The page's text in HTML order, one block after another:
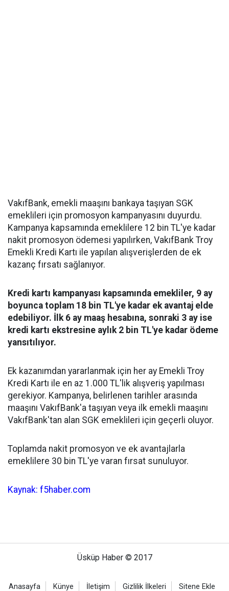
VakıfBank, emekli maaşını bankaya taşıyan SGK
emeklileri için promosyon kampanyasını duyurdu.
Kampanya kapsamında emeklilere 12 bin TL'ye kadar
nakit promosyon ödemesi yapılırken, VakıfBank Troy
Emekli Kredi Kartı ile yapılan alışverişlerden de ek
kazanç fırsatı sağlanıyor.
Kredi kartı kampanyası kapsamında emekliler, 9 ay
boyunca toplam 18 bin TL'ye kadar ek avantaj elde
edebiliyor. İlk 6 ay maaş hesabına, sonraki 3 ay ise
kredi kartı ekstresine aylık 2 bin TL'ye kadar ödeme
yansıtılıyor.
Ek kazanımdan yararlanmak için her ay Emekli Troy
Kredi Kartı ile en az 1.000 TL'lik alışveriş yapılması
gerekiyor. Kampanya, belirlenen tarihler arasında
maaşını VakıfBank'a taşıyan veya ilk emekli maaşını
VakıfBank'tan alan SGK emeklileri için geçerli oluyor.
Toplamda nakit promosyon ve ek avantajlarla
emeklilere 30 bin TL'ye varan fırsat sunuluyor.
Kaynak: f5haber.com
Üsküp Haber © 2017
Anasayfa Künye İletişim Gizlilik İlkeleri Sitene Ekle